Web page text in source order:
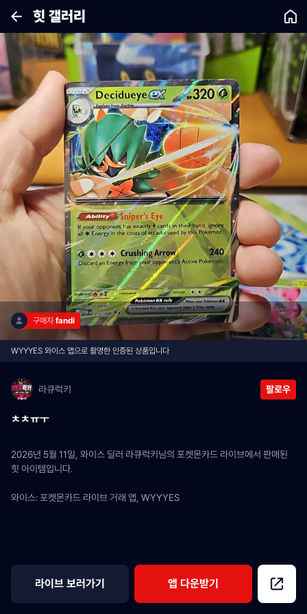
힛 갤러리
구매자 fandi
WYYYES 와이스 앱으로 촬영한 인증된 상품입니다
라큐럭키 팔로우
ㅊㅊㅠㅜ
2026년 5월 11일, 와이스 딜러 라큐럭키님의 포켓몬카드 라이브에서 판매된
힛 아이템입니다.
와이스: 포켓몬카드 라이브 거래 앱, WYYYES
라이브 보러가기 앱 다운받기